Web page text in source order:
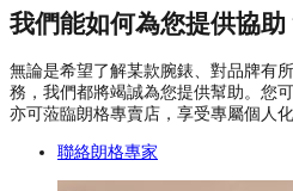
我們能如何為您提供協助
無論是希望了解某款腕錶、對品牌有
務，我們都將竭誠為您提供幫助。您
亦可蒞臨朗格專賣店，享受專屬個人化
聯絡朗格專家